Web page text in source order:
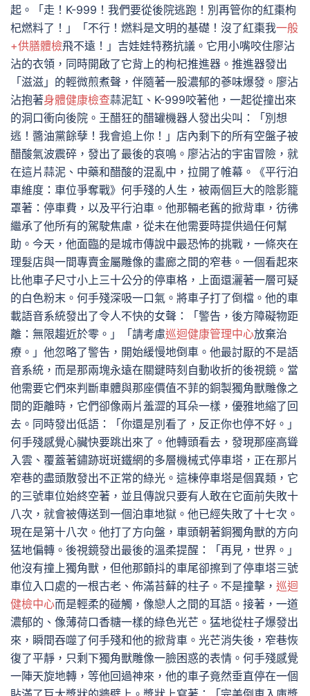
起。「走！K-999！我們要從後院逃跑！別再管你的紅棗枸
杞燃料了！」「不行！燃料是文明的基礎！沒了紅棗我一般
+供膳體檢飛不遠！」吉娃娃特務抗議。它用小嘴咬住廖沾
沾的衣領，同時開啟了它背上的枸杞推進器。推進器發出
「滋滋」的輕微煎煮聲，伴隨著一股濃郁的蔘味爆發。廖沾
沾抱著身體健康檢查蒜泥缸、K-999咬著他，一起從撞出來
的洞口衝向後院。王醋狂的醋罐機器人發出尖叫：「別想
逃！醬油黨餘孽！我會追上你！」店內剩下的所有空盤子被
醋酸氣波震碎，發出了最後的哀鳴。廖沾沾的宇宙冒險，就
在這片蒜泥、中藥和醋酸的混亂中，拉開了帷幕。《平行泊
車維度：車位爭奪戰》何手殘的人生，被兩個巨大的陰影籠
罩著：停車費，以及平行泊車。他那輛老舊的掀背車，彷彿
繼承了他所有的駕駛焦慮，從未在他需要時提供過任何幫
助。今天，他面臨的是城市傳說中最恐怖的挑戰，一條夾在
理髮店與一間專賣金屬雕像的畫廊之間的窄巷。一個看起來
比他車子尺寸小上三十公分的停車格，上面還灑著一層可疑
的白色粉末。何手殘深吸一口氣。將車子打了倒檔。他的車
載語音系統發出了令人不快的女聲：「警告，後方障礙物距
離：無限趨近於零。」「請考慮巡迴健康管理中心放棄治
療。」他忽略了警告，開始緩慢地倒車。他最討厭的不是語
音系統，而是那兩塊永遠在關鍵時刻自動收折的後視鏡。當
他需要它們來判斷車體與那座價值不菲的銅製獨角獸雕像之
間的距離時，它們卻像兩片羞澀的耳朵一樣，優雅地縮了回
去。同時發出低語：「你還是別看了，反正你也停不好。」
何手殘感覺心臟快要跳出來了。他轉頭看去，發現那座高聳
入雲、覆蓋著鏽跡斑斑鐵網的多層機械式停車塔，正在那片
窄巷的盡頭散發出不正常的綠光。這棟停車塔是個異類，它
的三號車位始終空著，並且傳說只要有人敢在它面前失敗十
八次，就會被傳送到一個泊車地獄。他已經失敗了十七次。
現在是第十八次。他打了方向盤，車頭朝著銅獨角獸的方向
猛地偏轉。後視鏡發出最後的溫柔提醒：「再見，世界。」
他沒有撞上獨角獸，但他那顫抖的車尾卻擦到了停車塔三號
車位入口處的一根古老、佈滿苔蘚的柱子。不是撞擊， 巡迴
健檢中心而是輕柔的碰觸，像戀人之間的耳語。接著，一道
濃郁的、像薄荷口香糖一樣的綠色光芒。猛地從柱子爆發出
來，瞬間吞噬了何手殘和他的掀背車。光芒消失後，窄巷恢
復了平靜，只剩下獨角獸雕像一臉困惑的表情。何手殘感覺
一陣天旋地轉，等他回過神來，他的車子竟然垂直停在一個